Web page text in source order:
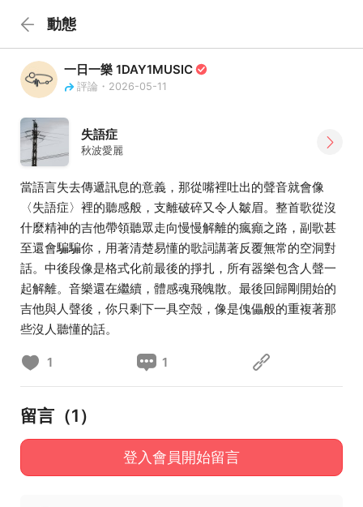
動態
一日一樂 1DAY1MUSIC
評論・2026-05-11
失語症
秋波愛麗
當語言失去傳遞訊息的意義，那從嘴裡吐出的聲音就會像
〈失語症〉裡的聽感般，支離破碎又令人皺眉。整首歌從沒
什麼精神的吉他帶領聽眾走向慢慢解離的瘋癲之路，副歌甚
至還會騙騙你，用著清楚易懂的歌詞講著反覆無常的空洞對
話。中後段像是格式化前最後的掙扎，所有器樂包含人聲一
起解離。音樂還在繼續，體感魂飛魄散。最後回歸剛開始的
吉他與人聲後，你只剩下一具空殼，像是傀儡般的重複著那
些沒人聽懂的話。
1 1
留言（1 ）
登入會員開始留言